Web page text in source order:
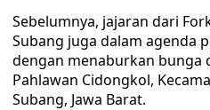
Sebelumnya, jajaran dari
Subang juga dalam agenda
dengan menaburkan bunga
Pahlawan Cidongkol,
Subang, Jawa Barat.